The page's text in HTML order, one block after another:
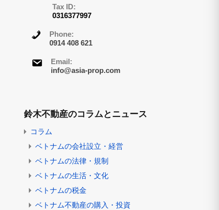
Tax ID:
0316377997
Phone:
0914 408 621
Email:
info@asia-prop.com
鈴木不動産のコラムとニュース
コラム
ベトナムの会社設立・経営
ベトナムの法律・規制
ベトナムの生活・文化
ベトナムの税金
ベトナム不動産の購入・投資